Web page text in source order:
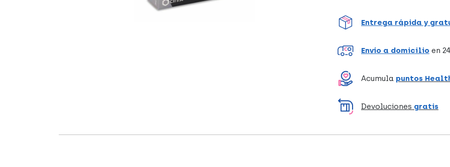
Entrega rápida y
Envío a domicilio en
Acumula puntos
Devoluciones gratis